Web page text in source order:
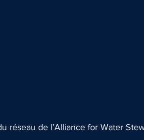
réseau de l’Alliance for Water